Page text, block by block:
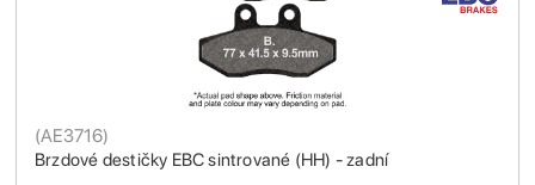
Brzdové destičky EBC sintrované (HH) - zadní
(AE3716)